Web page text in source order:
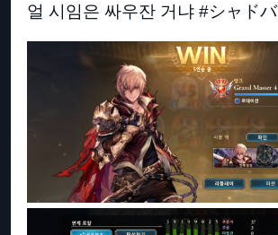
얼 시임은 싸우잔 거냐 #シャドバ